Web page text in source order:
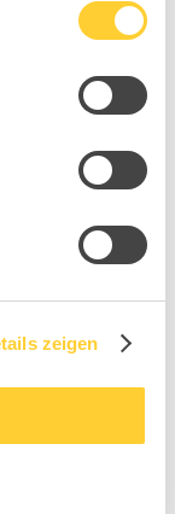
zeigen
Suchen